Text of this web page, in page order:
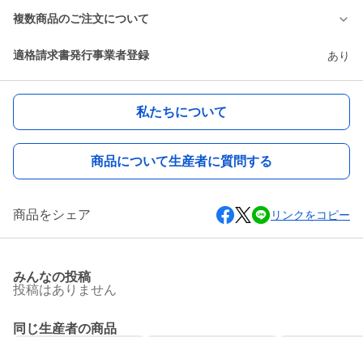
複数商品のご注文について
適格請求書発行事業者登録 あり
私たちについて
商品について生産者に質問する
商品をシェア リンクをコピー
みんなの投稿
投稿はありません
同じ生産者の商品